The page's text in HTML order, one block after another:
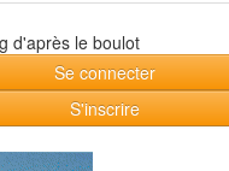
Se connecter
S'inscrire